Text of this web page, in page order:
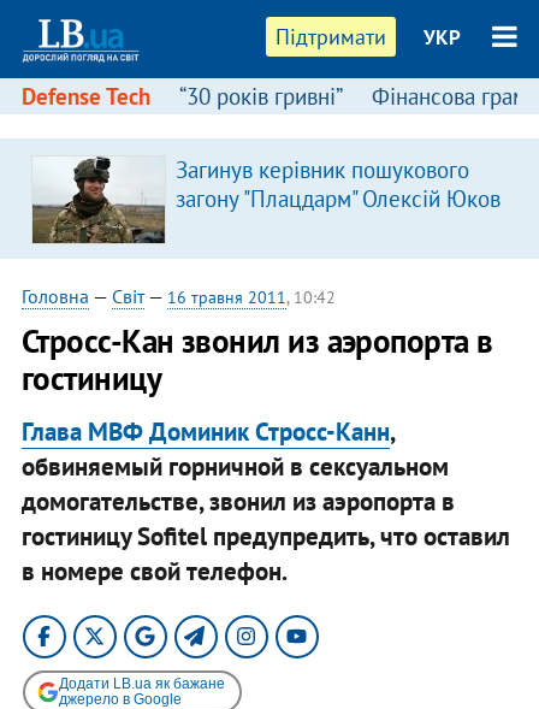
Підтримати УКР
Defense Tech “30 років гривні” Фінансова
Загинув керівник пошукового
загону "Плацдарм" Олексій Юков
Головна — Світ— 16 травня 2011, 10:42
Стросс-Кан звонил из аэропорта в
гостиницу
Глава МВФ Доминик Стросс-Канн,
обвиняемый горничной в сексуальном
домогательстве, звонил из аэропорта в
гостиницу Sofitel предупредить, что оставил
в номере свой телефон.
Додати LB.ua як бажане
джерело в Google